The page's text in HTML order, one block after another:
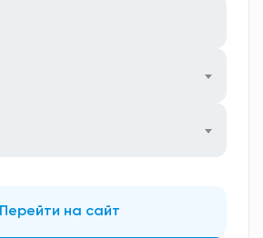
Перейти на сайт